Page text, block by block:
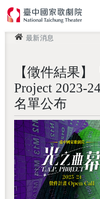
最新消息
【徵件結果】
Project 2023-
名單公布